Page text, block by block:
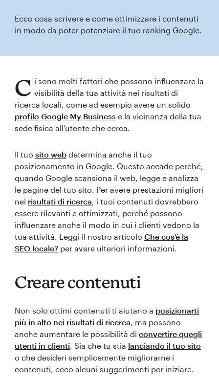
Ecco cosa scrivere e come ottimizzare i contenuti
in modo da poter potenziare il tuo ranking Google.
C i sono molti fattori che possono influenzare la
visibilità della tua attività nei risultati di
ricerca locali, come ad esempio avere un solido
profilo Google My Business e la vicinanza della tua
sede fisica all’utente che cerca.
Il tuo sito web determina anche il tuo
posizionamento in Google. Questo accade perché,
quando Google scansiona il web, legge e analizza
le pagine del tuo sito. Per avere prestazioni migliori
nei risultati di ricerca, i tuoi contenuti dovrebbero
essere rilevanti e ottimizzati, perché possono
influenzare anche il modo in cui i clienti vedono la
tua attività. Leggi il nostro articolo Che cos’è la
SEO locale? per avere ulteriori informazioni.
Creare contenuti
Non solo ottimi contenuti ti aiutano a posizionarti
più in alto nei risultati di ricerca, ma possono
anche aumentare le possibilità di convertire quegli
utenti in clienti. Sia che tu stia lanciando il tuo sito
o che desideri semplicemente migliorarne i
contenuti, ecco alcuni suggerimenti per iniziare.